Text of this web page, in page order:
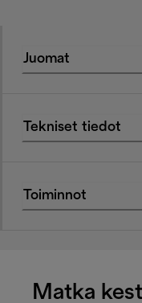
Juomat
Tekniset tiedot
Toiminnot
Matka